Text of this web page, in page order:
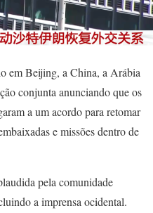
em Beijing, a China, a Arábia
conjunta anunciando que os
a um acordo para retomar
e missões dentro de
pela comunidade
a imprensa ocidental.